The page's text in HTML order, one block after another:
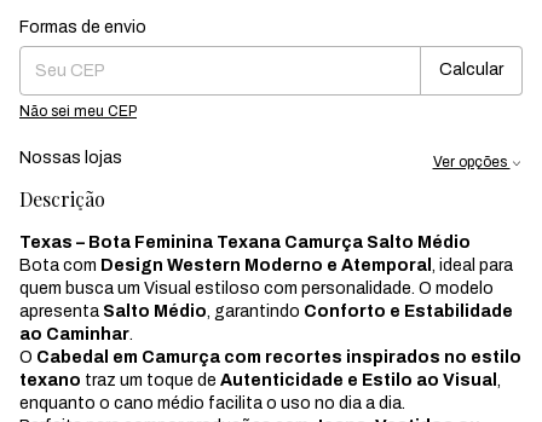
Entregas para o CEP:
Formas de envio
Calcular
Não sei meu CEP
Nossas lojas Ver opções
Descrição
Texas – Bota Feminina Texana Camurça Salto Médio
Bota com Design Western Moderno e Atemporal , ideal para
quem busca um Visual estiloso com personalidade. O modelo
apresenta Salto Médio, garantindo Conforto e Estabilidade
ao Caminhar.
O Cabedal em Camurça com recortes inspirados no estilo
texano traz um toque de Autenticidade e Estilo ao Visual ,
enquanto o cano médio facilita o uso no dia a dia.